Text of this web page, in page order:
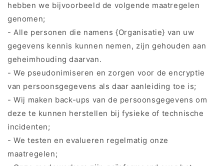
hebben we bijvoorbeeld de volgende maatregelen
genomen;
- Alle personen die namens {Organisatie} van uw
gegevens kennis kunnen nemen, zijn gehouden aan
geheimhouding daarvan.
- We pseudonimiseren en zorgen voor de encryptie
van persoonsgegevens als daar aanleiding toe is;
- Wij maken back-ups van de persoonsgegevens om
deze te kunnen herstellen bij fysieke of technische
incidenten;
- We testen en evalueren regelmatig onze
maatregelen;